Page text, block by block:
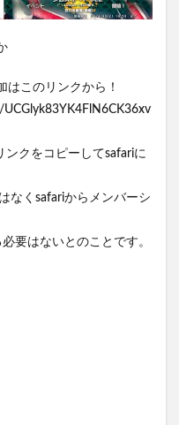
はこのリンクから！
クをコピーしてsafariに
なくsafariからメンバーシ
要はないとのことです。